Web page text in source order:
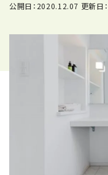
公開日： 2020.12.07 更新日：